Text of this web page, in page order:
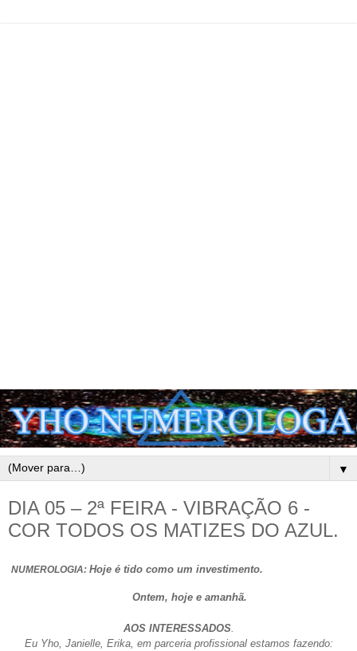
▼
DIA 05 – 2ª FEIRA - VIBRAÇÃO 6 -
COR TODOS OS MATIZES DO AZUL.
NUMEROLOGIA: Hoje é tido como um investimento.
Ontem, hoje e amanhã.
AOS INTERESSADOS.
Eu Yho, Janielle, Erika, em parceria profissional estamos fazendo: